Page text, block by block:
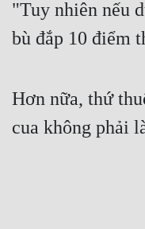
"Tuy nhiên nếu
bù đắp 10 điểm
Hơn nữa, thứ
cua không phải